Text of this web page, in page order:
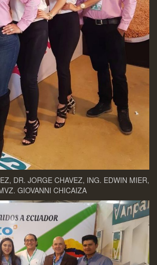
DR. JORGE CHAVEZ, ING. EDWIN MIER,
GIOVANNI CHICAIZA